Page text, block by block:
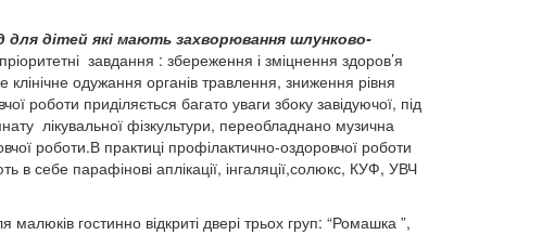
для дітей які мають захворювання шлунково-
завдання : збереження і зміцнення здоров’я
клінічне одужання органів травлення, зниження рівня
роботи приділяється багато уваги збоку завідуючої, під
лікувальної фізкультури, переобладнано музична
роботи.В практиці профілактично-оздоровчої роботи
в себе парафінові аплікації, інгаляції,солюкс, КУФ, УВЧ
гостинно відкриті двері трьох груп: “Ромашка ”,